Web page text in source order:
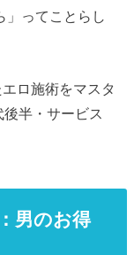
」ってことらし
ロ施術をマスタ
半・サービス
男のお得